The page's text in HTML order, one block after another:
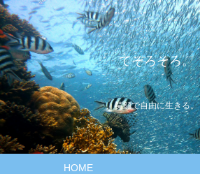
てそろそろ。
笑顔で自由に生きる。
HOME